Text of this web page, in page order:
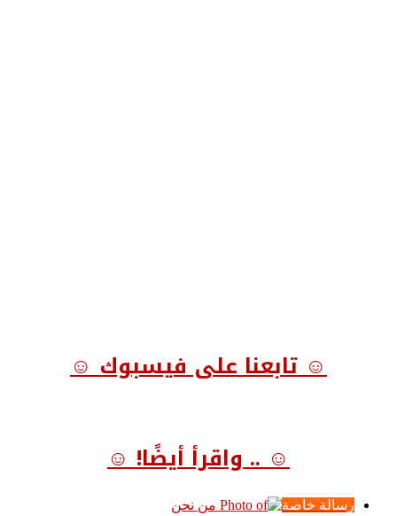
☺ تابعنا على فيسبوك ☺
☺ .. واقرأ أيضًا! ☺
رسالة خاصة